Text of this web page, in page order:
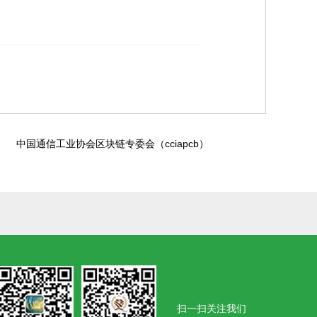
中国通信工业协会区块链专委会（cciapcb）
扫一扫关注我们